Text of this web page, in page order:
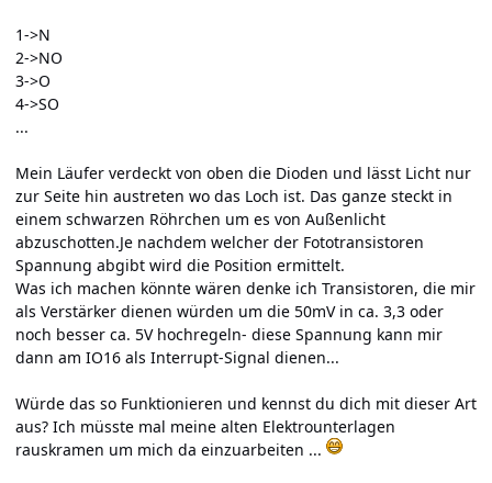
1->N
2->NO
3->O
4->SO
...
Mein Läufer verdeckt von oben die Dioden und lässt Licht nur
zur Seite hin austreten wo das Loch ist. Das ganze steckt in
einem schwarzen Röhrchen um es von Außenlicht
abzuschotten.Je nachdem welcher der Fototransistoren
Spannung abgibt wird die Position ermittelt.
Was ich machen könnte wären denke ich Transistoren, die mir
als Verstärker dienen würden um die 50mV in ca. 3,3 oder
noch besser ca. 5V hochregeln- diese Spannung kann mir
dann am IO16 als Interrupt-Signal dienen...
Würde das so Funktionieren und kennst du dich mit dieser Art
aus? Ich müsste mal meine alten Elektrounterlagen
rauskramen um mich da einzuarbeiten ...